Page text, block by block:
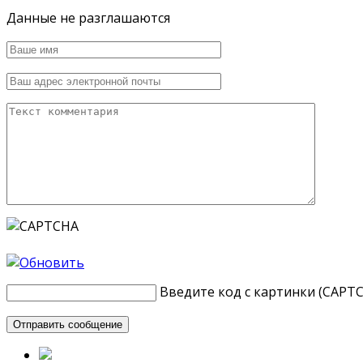
Данные не разглашаются
Введите код с картинки